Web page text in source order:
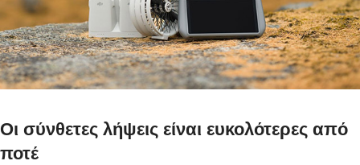
Οι σύνθετες λήψεις είναι ευκολότερες από
ποτέ